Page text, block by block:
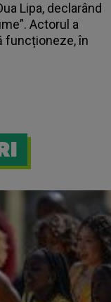
Lipa, declarând
Actorul a
funcționeze, în